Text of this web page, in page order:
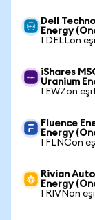
Dell
Energy
1 DELLon
iShares
Uranium
1 EWZon
Fluence
Energy
1 FLNCon
Rivian
Energy
1 RIVNon